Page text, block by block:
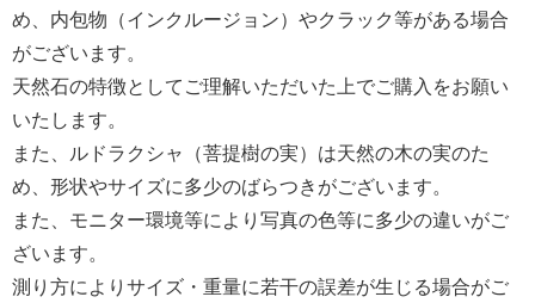
め、内包物（インクルージョン）やクラック等がある場合
がございます。
天然石の特徴としてご理解いただいた上でご購入をお願い
いたします。
また、ルドラクシャ（菩提樹の実）は天然の木の実のた
め、形状やサイズに多少のばらつきがございます。
また、モニター環境等により写真の色等に多少の違いがご
ざいます。
測り方によりサイズ・重量に若干の誤差が生じる場合がご